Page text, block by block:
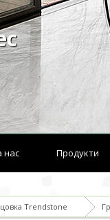
нас Продукти
Trendstone